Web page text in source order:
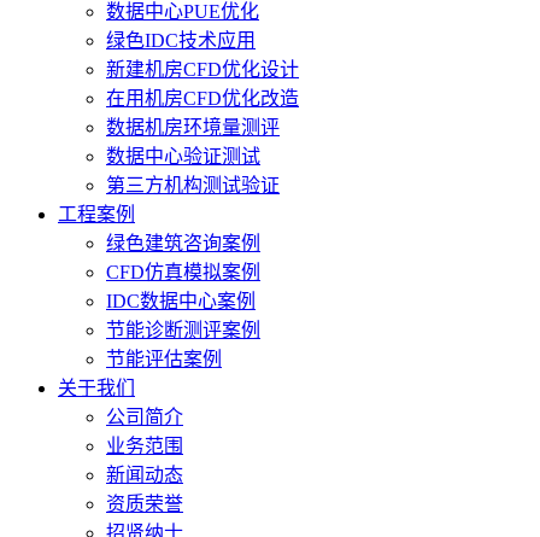
数据中心PUE优化
绿色IDC技术应用
新建机房CFD优化设计
在用机房CFD优化改造
数据机房环境量测评
数据中心验证测试
第三方机构测试验证
工程案例
绿色建筑咨询案例
CFD仿真模拟案例
IDC数据中心案例
节能诊断测评案例
节能评估案例
关于我们
公司简介
业务范围
新闻动态
资质荣誉
招贤纳士